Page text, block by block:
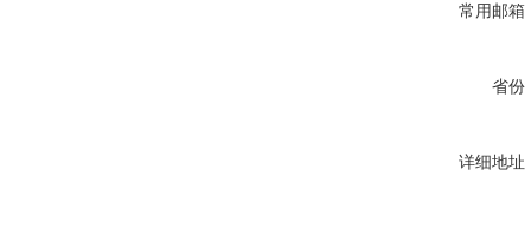
常用邮箱
省份
详细地址